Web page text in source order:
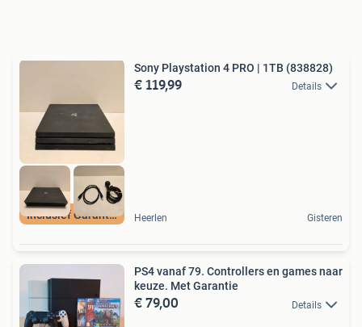
Inclusief Garantie
Sony Playstation 4 PRO | 1TB (838828)
€ 119,99 Details
Heerlen Gisteren
PS4 vanaf 79. Controllers en games naar
keuze. Met Garantie
€ 79,00 Details